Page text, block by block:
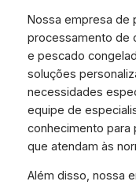
Nossa empresa de
processamento de
e pescado
soluções
necessidades
equipe de
conhecimento
que atendam às
Além disso, nossa